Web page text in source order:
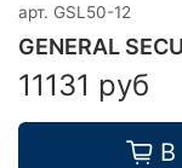
арт. GSL50-12
GENERAL
11131 руб
В